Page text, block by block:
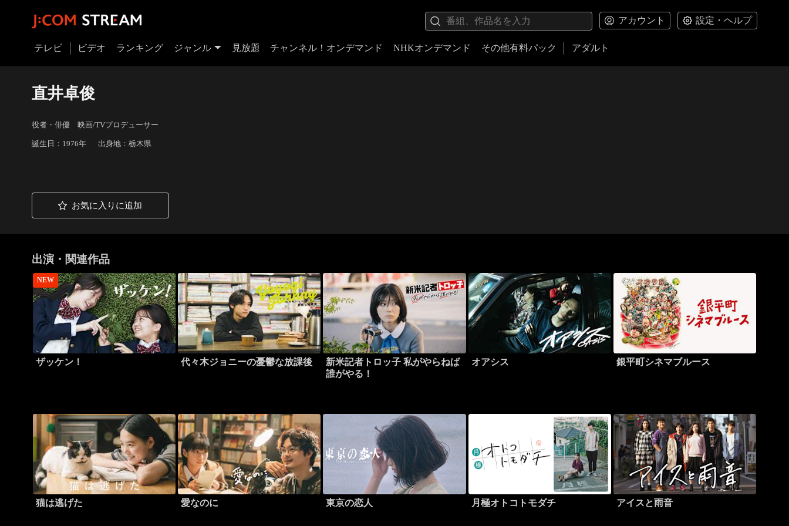
アカウント 設定・ヘルプ
テレビ ビデオ ランキング ジャンル 見放題 チャンネル！オンデマンド NHKオンデマンド その他有料パック アダルト
直井卓俊
役者・俳優 映画/TVプロデューサー
誕生日：1976年 出身地：栃木県
お気に入りに追加
出演・関連作品
NEW
ザッケン！ 代々木ジョニーの憂鬱な放課後
新米記者トロッ子 私がやらねば
誰がやる！
オアシス 銀平町シネマブルース
猫は逃げた 愛なのに 東京の恋人 月極オトコトモダチ アイスと雨音